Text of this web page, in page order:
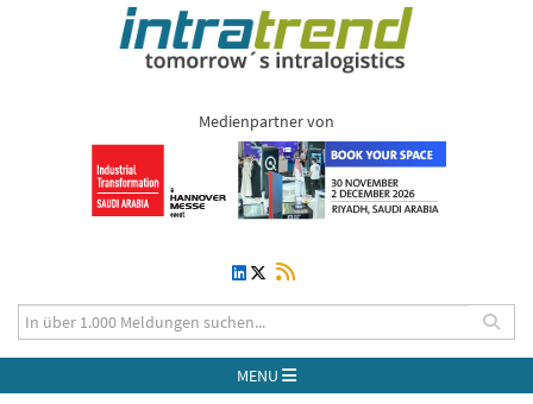
Medienpartner von
MENU